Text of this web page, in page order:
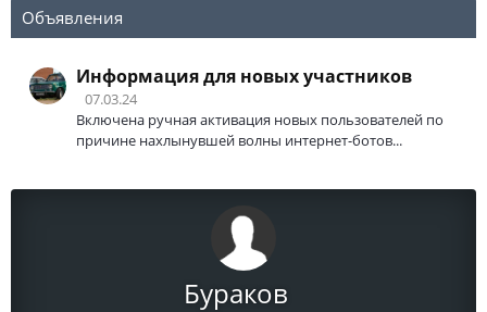
Объявления
Информация для новых участников
07.03.24
Включена ручная активация новых пользователей по
причине нахлынувшей волны интернет-ботов...
Бураков